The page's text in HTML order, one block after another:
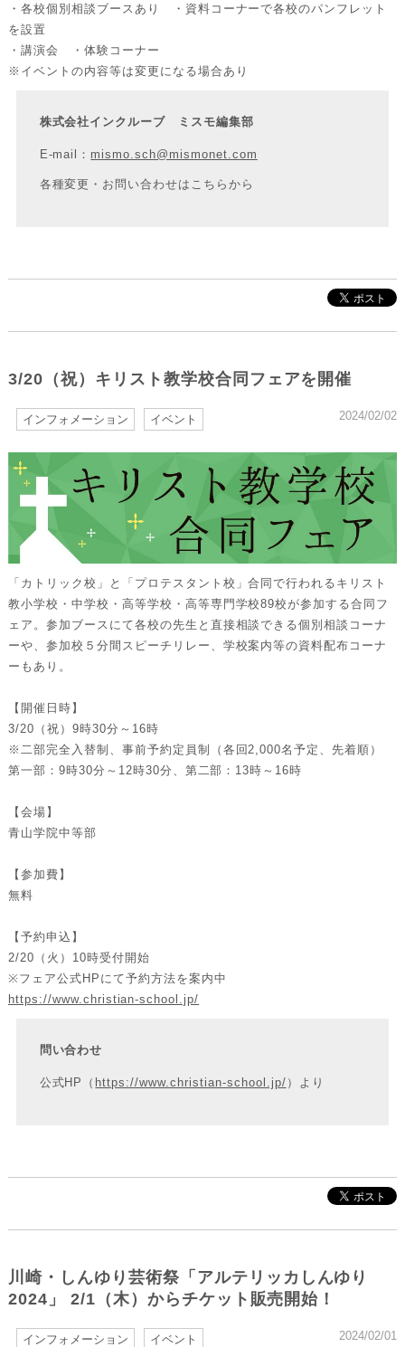
・各校個別相談ブースあり ・資料コーナーで各校のパンフレット
を設置
・講演会 ・体験コーナー
※イベントの内容等は変更になる場合あり
株式会社インクルーブ ミスモ編集部
E-mail： mismo.sch@mismonet.com
各種変更・お問い合わせはこちらから
3/20（祝）キリスト教学校合同フェアを開催
2024/02/02
インフォメーション イベント
「カトリック校」と「プロテスタント校」合同で行われるキリスト
教小学校・中学校・高等学校・高等専門学校89校が参加する合同フ
ェア。参加ブースにて各校の先生と直接相談できる個別相談コーナ
ーや、参加校５分間スピーチリレー、学校案内等の資料配布コーナ
ーもあり。
【開催日時】
3/20（祝）9時30分～16時
※二部完全入替制、事前予約定員制（各回2,000名予定、先着順）
第一部：9時30分～12時30分、第二部：13時～16時
【会場】
青山学院中等部
【参加費】
無料
【予約申込】
2/20（火）10時受付開始
※フェア公式HPにて予約方法を案内中
https://www.christian-school.jp/
問い合わせ
公式HP（ https://www.christian-school.jp/ ）より
川崎・しんゆり芸術祭「アルテリッカしんゆり
2024」 2/1（木）からチケット販売開始！
2024/02/01
インフォメーション イベント